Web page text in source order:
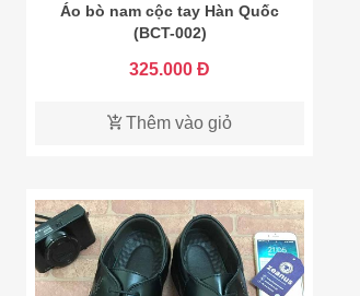
Áo bò nam cộc tay Hàn Quốc
(BCT-002)
325.000 Đ
Thêm vào giỏ